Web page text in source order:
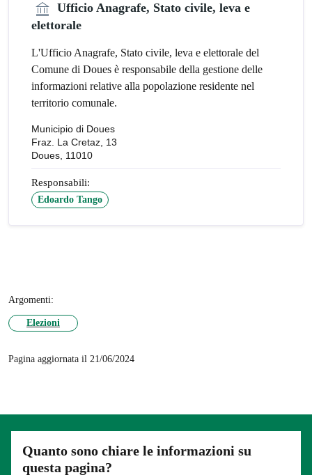
Ufficio Anagrafe, Stato civile, leva e
elettorale
L'Ufficio Anagrafe, Stato civile, leva e elettorale del
Comune di Doues è responsabile della gestione delle
informazioni relative alla popolazione residente nel
territorio comunale.
Municipio di Doues
Fraz. La Cretaz, 13
Doues, 11010
Responsabili:
Edoardo Tango
Argomenti:
Elezioni
Pagina aggiornata il 21/06/2024
Quanto sono chiare le informazioni su
questa pagina?